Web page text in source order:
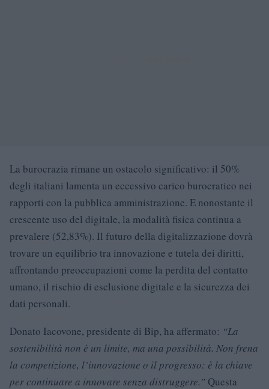
La burocrazia rimane un ostacolo significativo: il 50%
degli italiani lamenta un eccessivo carico burocratico nei
rapporti con la pubblica amministrazione. E nonostante il
crescente uso del digitale, la modalità fisica continua a
prevalere (52,83%). Il futuro della digitalizzazione dovrà
trovare un equilibrio tra innovazione e tutela dei diritti,
affrontando preoccupazioni come la perdita del contatto
umano, il rischio di esclusione digitale e la sicurezza dei
dati personali.
Donato Iacovone, presidente di Bip, ha affermato: “La
sostenibilità non è un limite, ma una possibilità. Non frena
la competizione, l’innovazione o il progresso: è la chiave
per continuare a innovare senza distruggere.” Questa